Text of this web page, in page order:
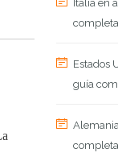
Italia en
completa
Estados
guía
completa